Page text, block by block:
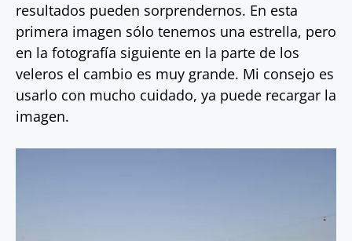
resultados pueden sorprendernos. En esta
primera imagen sólo tenemos una estrella, pero
en la fotografía siguiente en la parte de los
veleros el cambio es muy grande. Mi consejo es
usarlo con mucho cuidado, ya puede recargar la
imagen.